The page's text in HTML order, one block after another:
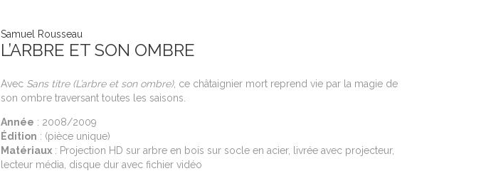
Samuel Rousseau
L’ARBRE ET SON OMBRE
Avec Sans titre (L’arbre et son ombre), ce châtaignier mort reprend vie par la magie de
son ombre traversant toutes les saisons.
Année : 2008/2009
Édition : (pièce unique)
Matériaux : Projection HD sur arbre en bois sur socle en acier, livrée avec projecteur,
lecteur média, disque dur avec fichier vidéo